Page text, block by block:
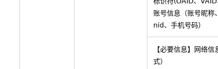
账号信息（账号昵称
nid、手机号码）
【必要信息】网络信
式）